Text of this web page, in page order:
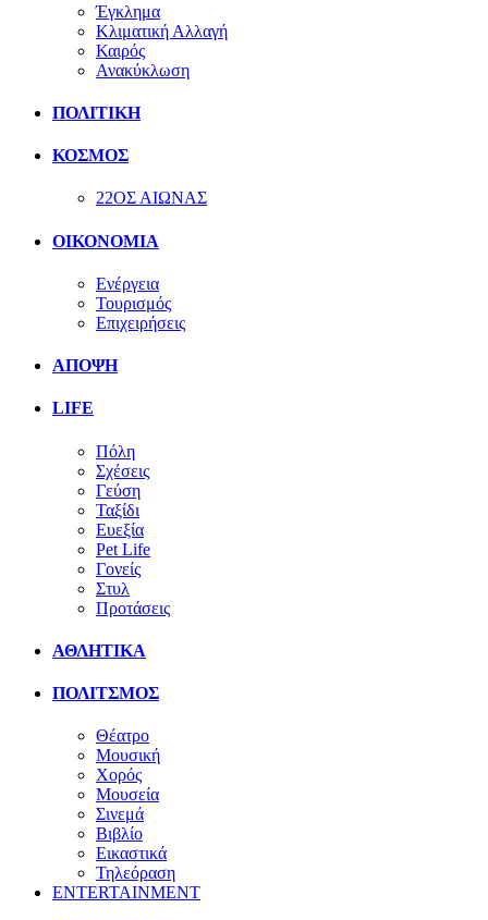
Έγκλημα
Κλιματική Αλλαγή
Καιρός
Ανακύκλωση
ΠΟΛΙΤΙΚΗ
ΚΟΣΜΟΣ
22ΟΣ ΑΙΩΝΑΣ
ΟΙΚΟΝΟΜΙΑ
Ενέργεια
Τουρισμός
Επιχειρήσεις
ΑΠΟΨΗ
LIFE
Πόλη
Σχέσεις
Γεύση
Ταξίδι
Ευεξία
Pet Life
Γονείς
Στυλ
Προτάσεις
ΑΘΛΗΤΙΚΑ
ΠΟΛΙΤΣΜΟΣ
Θέατρο
Μουσική
Χορός
Μουσεία
Σινεμά
Βιβλίο
Εικαστικά
Τηλεόραση
ENTERTAINMENT